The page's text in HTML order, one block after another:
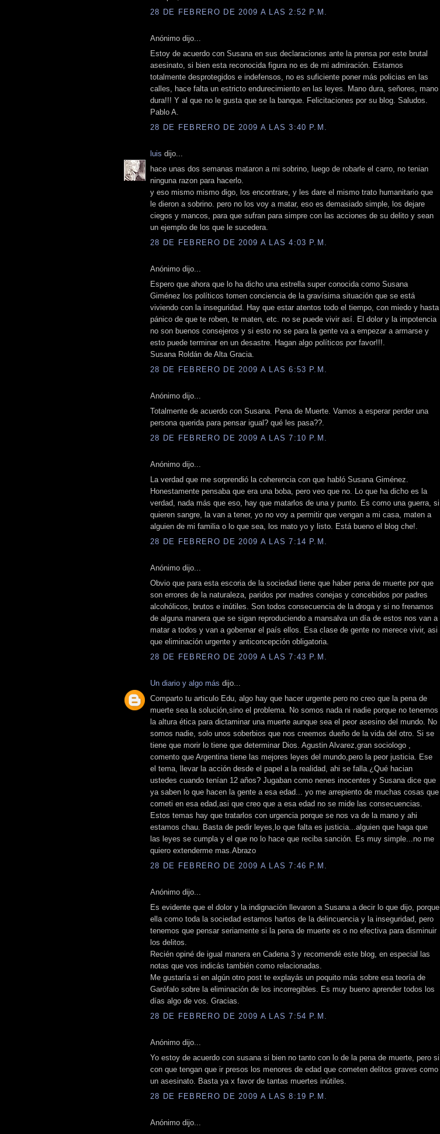
28 DE FEBRERO DE 2009 A LAS 2:52 P.M.
Anónimo dijo...
Estoy de acuerdo con Susana en sus declaraciones ante la prensa por este brutal
asesinato, si bien esta reconocida figura no es de mi admiración. Estamos
totalmente desprotegidos e indefensos, no es suficiente poner más policias en las
calles, hace falta un estricto endurecimiento en las leyes. Mano dura, señores, mano
dura!!! Y al que no le gusta que se la banque. Felicitaciones por su blog. Saludos.
Pablo A.
28 DE FEBRERO DE 2009 A LAS 3:40 P.M.
luis dijo...
hace unas dos semanas mataron a mi sobrino, luego de robarle el carro, no tenian
ninguna razon para hacerlo.
y eso mismo mismo digo, los encontrare, y les dare el mismo trato humanitario que
le dieron a sobrino. pero no los voy a matar, eso es demasiado simple, los dejare
ciegos y mancos, para que sufran para simpre con las acciones de su delito y sean
un ejemplo de los que le sucedera.
28 DE FEBRERO DE 2009 A LAS 4:03 P.M.
Anónimo dijo...
Espero que ahora que lo ha dicho una estrella super conocida como Susana
Giménez los políticos tomen conciencia de la gravísima situación que se está
viviendo con la inseguridad. Hay que estar atentos todo el tiempo, con miedo y hasta
pánico de que te roben, te maten, etc. no se puede vivir así. El dolor y la impotencia
no son buenos consejeros y si esto no se para la gente va a empezar a armarse y
esto puede terminar en un desastre. Hagan algo políticos por favor!!!.
Susana Roldán de Alta Gracia.
28 DE FEBRERO DE 2009 A LAS 6:53 P.M.
Anónimo dijo...
Totalmente de acuerdo con Susana. Pena de Muerte. Vamos a esperar perder una
persona querida para pensar igual? qué les pasa??.
28 DE FEBRERO DE 2009 A LAS 7:10 P.M.
Anónimo dijo...
La verdad que me sorprendió la coherencia con que habló Susana Giménez.
Honestamente pensaba que era una boba, pero veo que no. Lo que ha dicho es la
verdad, nada más que eso, hay que matarlos de una y punto. Es como una guerra, si
quieren sangre, la van a tener, yo no voy a permitir que vengan a mi casa, maten a
alguien de mi familia o lo que sea, los mato yo y listo. Está bueno el blog che!.
28 DE FEBRERO DE 2009 A LAS 7:14 P.M.
Anónimo dijo...
Obvio que para esta escoria de la sociedad tiene que haber pena de muerte por que
son errores de la naturaleza, paridos por madres conejas y concebidos por padres
alcohólicos, brutos e inútiles. Son todos consecuencia de la droga y si no frenamos
de alguna manera que se sigan reproduciendo a mansalva un día de estos nos van a
matar a todos y van a gobernar el país ellos. Esa clase de gente no merece vivir, asi
que eliminación urgente y anticoncepción obligatoria.
28 DE FEBRERO DE 2009 A LAS 7:43 P.M.
Un diario y algo más dijo...
Comparto tu articulo Edu, algo hay que hacer urgente pero no creo que la pena de
muerte sea la solución,sino el problema. No somos nada ni nadie porque no tenemos
la altura ética para dictaminar una muerte aunque sea el peor asesino del mundo. No
somos nadie, solo unos soberbios que nos creemos dueño de la vida del otro. Si se
tiene que morir lo tiene que determinar Dios. Agustin Alvarez,gran sociologo ,
comento que Argentina tiene las mejores leyes del mundo,pero la peor justicia. Ese
el tema, llevar la acción desde el papel a la realidad, ahi se falla.¿Qué hacian
ustedes cuando tenían 12 años? Jugaban como nenes inocentes y Susana dice que
ya saben lo que hacen la gente a esa edad... yo me arrepiento de muchas cosas que
cometi en esa edad,asi que creo que a esa edad no se mide las consecuencias.
Estos temas hay que tratarlos con urgencia porque se nos va de la mano y ahi
estamos chau. Basta de pedir leyes,lo que falta es justicia...alguien que haga que
las leyes se cumpla y el que no lo hace que reciba sanción. Es muy simple...no me
quiero extenderme mas.Abrazo
28 DE FEBRERO DE 2009 A LAS 7:46 P.M.
Anónimo dijo...
Es evidente que el dolor y la indignación llevaron a Susana a decir lo que dijo, porque
ella como toda la sociedad estamos hartos de la delincuencia y la inseguridad, pero
tenemos que pensar seriamente si la pena de muerte es o no efectiva para disminuir
los delitos.
Recién opiné de igual manera en Cadena 3 y recomendé este blog, en especial las
notas que vos indicás también como relacionadas.
Me gustaría si en algún otro post te explayás un poquito más sobre esa teoría de
Garófalo sobre la eliminación de los incorregibles. Es muy bueno aprender todos los
días algo de vos. Gracias.
28 DE FEBRERO DE 2009 A LAS 7:54 P.M.
Anónimo dijo...
Yo estoy de acuerdo con susana si bien no tanto con lo de la pena de muerte, pero si
con que tengan que ir presos los menores de edad que cometen delitos graves como
un asesinato. Basta ya x favor de tantas muertes inútiles.
28 DE FEBRERO DE 2009 A LAS 8:19 P.M.
Anónimo dijo...